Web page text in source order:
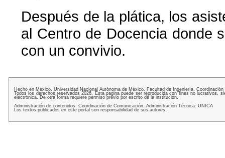
Después de la plática, los
al Centro de Docencia donde
con un convivio.
Hecho en México, Universidad Nacional Autónoma de México, Facultad de Ingeniería,
Todos los derechos reservados 2026. Esta pagina puede ser reproducida con fines no lucrativos,
electrónica. De otra forma requiere permiso previo por escrito de la institución.
Administración de contenidos: Coordinación de Comunicación. Administración Técnica: UNICA
Los textos publicados en este portal son responsabilidad de sus autores.